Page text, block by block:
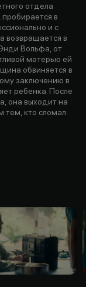
отдела
в
и с
возвращается в
Вольфа, от
матерью ей
обвиняется в
заключению в
ребенка. После
она выходит на
тем, кто сломал